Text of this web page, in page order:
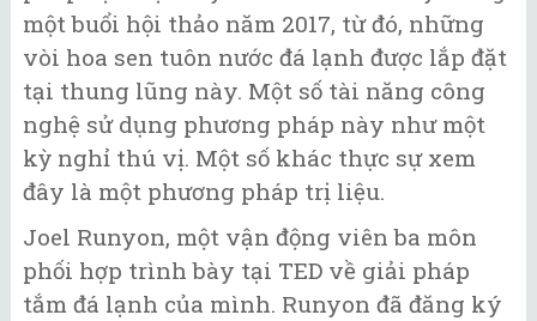
một buổi hội thảo năm 2017, từ đó, những
vòi hoa sen tuôn nước đá lạnh được lắp đặt
tại thung lũng này. Một số tài năng công
nghệ sử dụng phương pháp này như một
kỳ nghỉ thú vị. Một số khác thực sự xem
đây là một phương pháp trị liệu.
Joel Runyon, một vận động viên ba môn
phối hợp trình bày tại TED về giải pháp
tắm đá lạnh của mình. Runyon đã đăng ký